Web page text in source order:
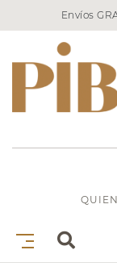
Envíos